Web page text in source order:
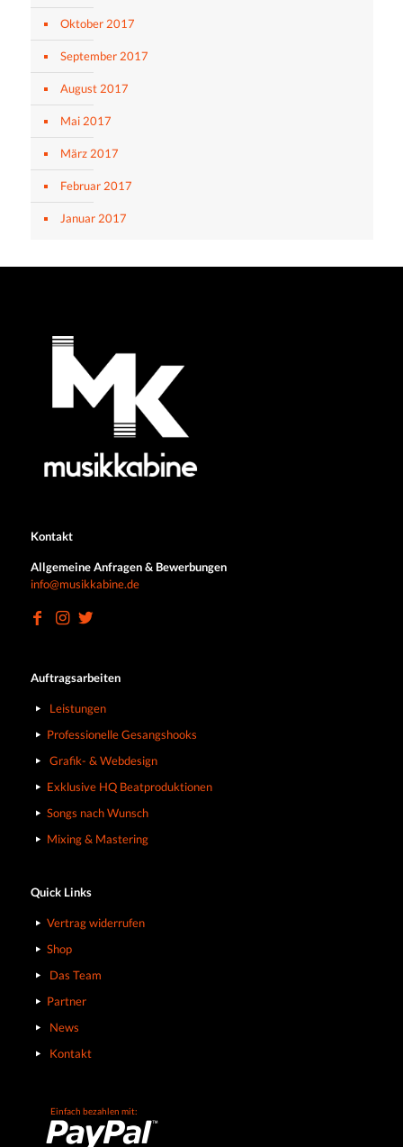
Oktober 2017
September 2017
August 2017
Mai 2017
März 2017
Februar 2017
Januar 2017
Kontakt
Allgemeine Anfragen & Bewerbungen
info@musikkabine.de
Auftragsarbeiten
Leistungen
Professionelle Gesangshooks
Grafik- & Webdesign
Exklusive HQ Beatproduktionen
Songs nach Wunsch
Mixing & Mastering
Quick Links
Vertrag widerrufen
Shop
Das Team
Partner
News
Kontakt
Einfach bezahlen mit: